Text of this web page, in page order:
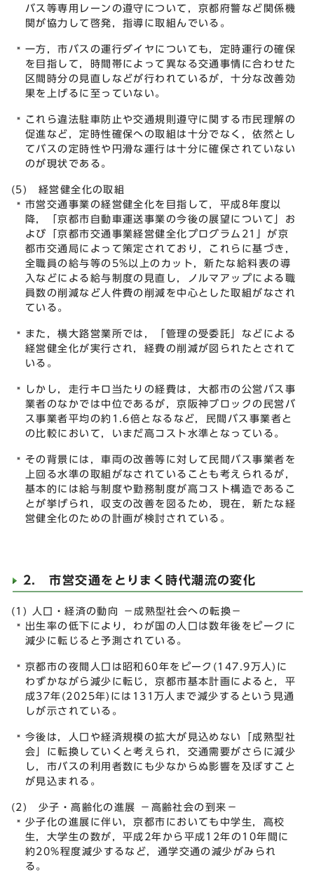
バス等専用レーンの遵守について，京都府警など関係機
関が協力して啓発，指導に取組んでいる。
一方，市バスの運行ダイヤについても，定時運行の確保
を目指して，時間帯によって異なる交通事情に合わせた
区間時分の見直しなどが行われているが，十分な改善効
果を上げるに至っていない。
これら違法駐車防止や交通規則遵守に関する市民理解の
促進など，定時性確保への取組は十分でなく，依然とし
てバスの定時性や円滑な運行は十分に確保されていない
のが現状である。
(5) 経営健全化の取組
市営交通事業の経営健全化を目指して，平成8年度以
降，「京都市自動車運送事業の今後の展望について」お
よび「京都市交通事業経営健全化プログラム21」が京
都市交通局によって策定されており，これらに基づき，
全職員の給与等の5%以上のカット，新たな給料表の導
入などによる給与制度の見直し，ノルマアップによる職
員数の削減など人件費の削減を中心とした取組がなされ
ている。
また，横大路営業所では，「管理の受委託」などによる
経営健全化が実行され，経費の削減が図られたとされて
いる。
しかし，走行キロ当たりの経費は，大都市の公営バス事
業者のなかでは中位であるが，京阪神ブロックの民営バ
ス事業者平均の約1.6倍となるなど，民間バス事業者と
の比較において，いまだ高コスト水準となっている。
その背景には，車両の改善等に対して民間バス事業者を
上回る水準の取組がなされていることも考えられるが，
基本的には給与制度や勤務制度が高コスト構造であるこ
とが挙げられ，収支の改善を図るため，現在，新たな経
営健全化のための計画が検討されている。
2. 市営交通をとりまく時代潮流の変化
(1) 人口・経済の動向 －成熟型社会への転換－
出生率の低下により，わが国の人口は数年後をピークに
減少に転じると予測されている。
京都市の夜間人口は昭和60年をピーク(147.9万人)に
わずかながら減少に転じ，京都市基本計画によると，平
成37年(2025年)には131万人まで減少するという見通
しが示されている。
今後は，人口や経済規模の拡大が見込めない「成熟型社
会」に転換していくと考えられ，交通需要がさらに減少
し，市バスの利用者数にも少なからぬ影響を及ぼすこと
が見込まれる。
(2) 少子・高齢化の進展 －高齢社会の到来－
少子化の進展に伴い，京都市においても中学生，高校
生，大学生の数が，平成2年から平成12年の10年間に
約20%程度減少するなど，通学交通の減少がみられ
る。